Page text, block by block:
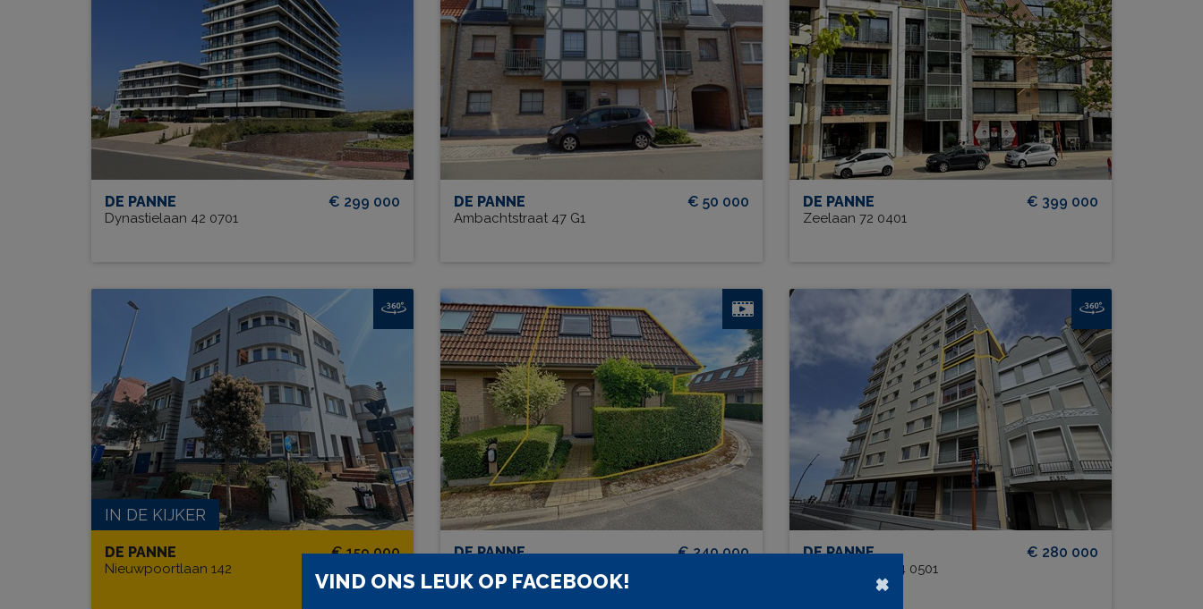
€ 299 000
DE PANNE
Dynastielaan 42 0701
BEW. OPP.
# SLPK.
1
TERRAS?
Ja
€ 50 000
DE PANNE
Ambachtstraat 47 G1
Residentie Doornpanne G1
GARAGE?
Ja
€ 399 000
DE PANNE
Zeelaan 72 0401
BEW. OPP.
107 m²
# SLPK.
2
TERRAS?
Ja
IN DE KIJKER
€ 159 000
DE PANNE
Nieuwpoortlaan 142
Residentie Leopold III G002
BEW. OPP.
53 m²
# SLPK.
2
TERRAS?
Ja
€ 240 000
DE PANNE
Domein Walhofpark 18 (+P4)
BEW. OPP.
77 m²
# SLPK.
3
TERRAS?
Ja
1
€ 280 000
DE PANNE
Halmenstraat 24 0501
Splendid 0501
BEW. OPP.
84 m²
# SLPK.
2
TERRAS?
Ja
×
VIND ONS LEUK OP FACEBOOK!